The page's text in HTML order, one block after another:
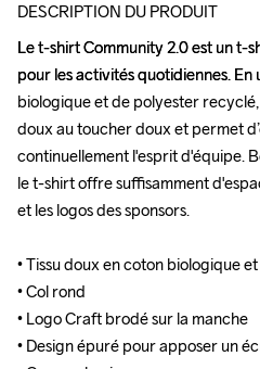
DESCRIPTION DU PRODUIT
Le t-shirt Community 2.0 est un
pour les activités quotidiennes.
biologique et de polyester
doux au toucher doux et permet
continuellement l'esprit d'équipe.
le t-shirt offre suffisamment
et les logos des sponsors.
• Tissu doux en coton biologique
• Col rond
• Logo Craft brodé sur la manche
• Design épuré pour apposer un
Le t-shirt Community 2.0 est un
pour les activités quotidiennes.
biologique et de polyester
doux au toucher doux et permet
continuellement l'esprit d'équipe.
le t-shirt offre suffisamment
et les logos des sponsors.
• Tissu doux en coton biologique
• Col rond
• Logo Craft brodé sur la manche
• Design épuré pour apposer un